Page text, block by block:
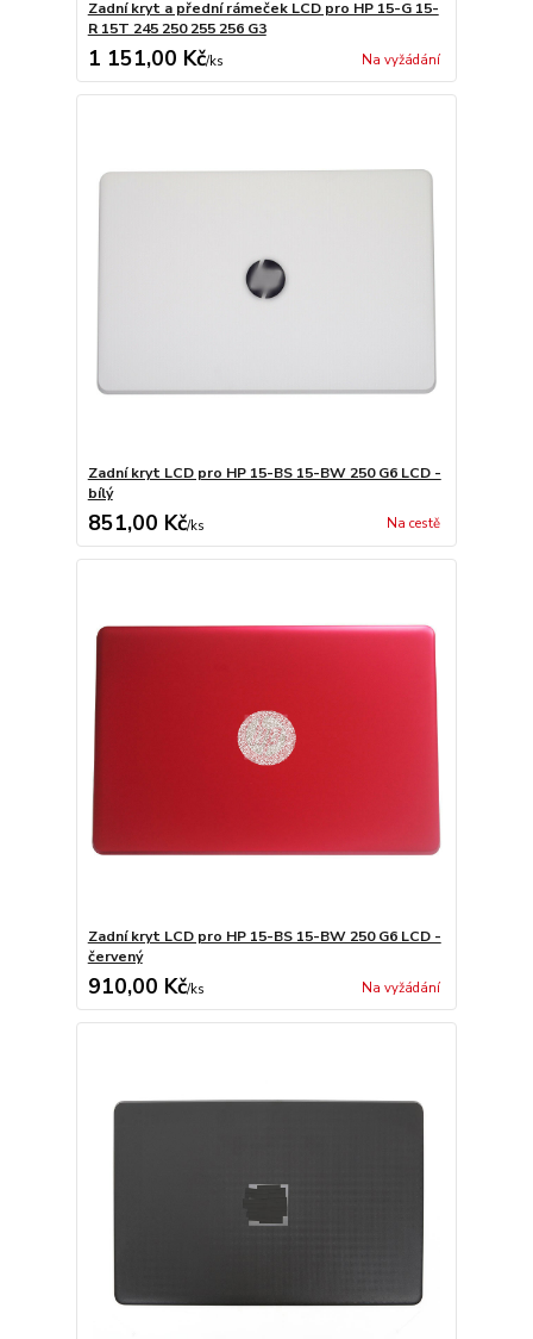
Zadní kryt a přední rámeček LCD pro HP 15-G 15-
R 15T 245 250 255 256 G3
1 151,00 Kč/ks Na vyžádání
Zadní kryt LCD pro HP 15-BS 15-BW 250 G6 LCD -
bílý
851,00 Kč/ks Na cestě
Zadní kryt LCD pro HP 15-BS 15-BW 250 G6 LCD -
červený
910,00 Kč/ks Na vyžádání